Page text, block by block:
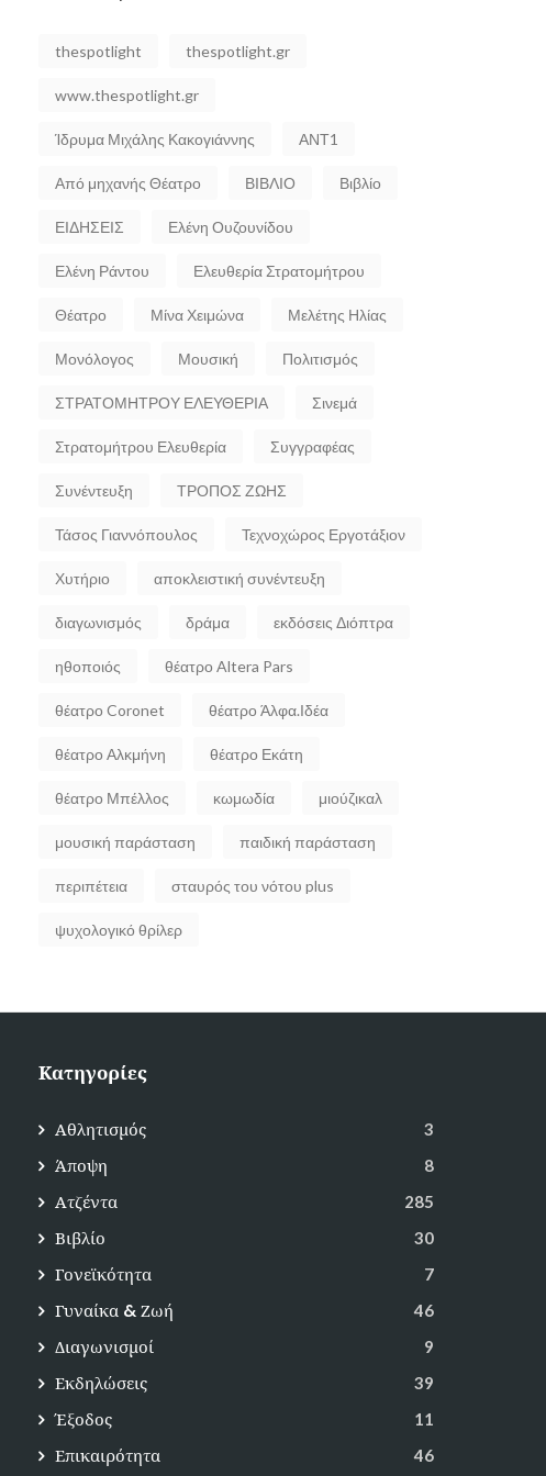
thespotlight thespotlight.gr
www.thespotlight.gr
Ίδρυμα Μιχάλης Κακογιάννης ΑΝΤ1
Από μηχανής Θέατρο ΒΙΒΛΙΟ Βιβλίο
ΕΙΔΗΣΕΙΣ Ελένη Ουζουνίδου
Ελένη Ράντου Ελευθερία Στρατομήτρου
Θέατρο Μίνα Χειμώνα Μελέτης Ηλίας
Μονόλογος Μουσική Πολιτισμός
ΣΤΡΑΤΟΜΗΤΡΟΥ ΕΛΕΥΘΕΡΙΑ Σινεμά
Στρατομήτρου Ελευθερία Συγγραφέας
Συνέντευξη ΤΡΟΠΟΣ ΖΩΗΣ
Τάσος Γιαννόπουλος Τεχνοχώρος Εργοτάξιον
Χυτήριο αποκλειστική συνέντευξη
διαγωνισμός δράμα εκδόσεις Διόπτρα
ηθοποιός θέατρο Altera Pars
θέατρο Coronet θέατρο Άλφα.Ιδέα
θέατρο Αλκμήνη θέατρο Εκάτη
θέατρο Μπέλλος κωμωδία μιούζικαλ
μουσική παράσταση παιδική παράσταση
περιπέτεια σταυρός του νότου plus
ψυχολογικό θρίλερ
Κατηγορίες
Αθλητισμός 3
Άποψη 8
Ατζέντα 285
Βιβλίο 30
Γονεϊκότητα 7
Γυναίκα & Ζωή 46
Διαγωνισμοί 9
Εκδηλώσεις 39
Έξοδος 11
Επικαιρότητα 46